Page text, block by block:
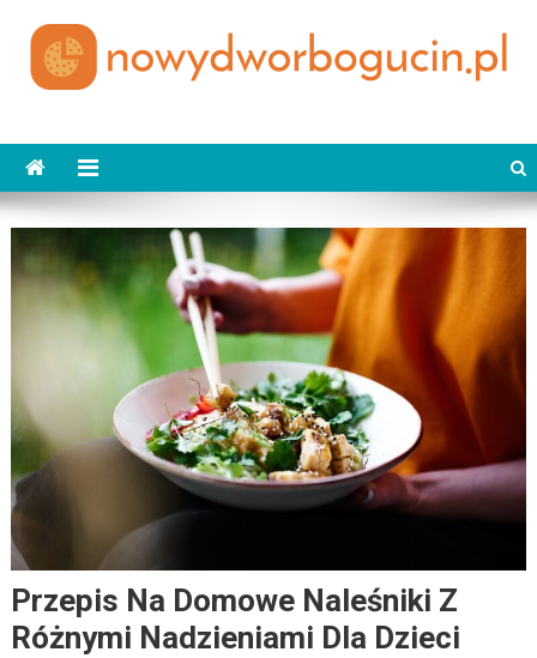
content
Przepis Na Domowe Naleśniki Z
Różnymi Nadzieniami Dla Dzieci